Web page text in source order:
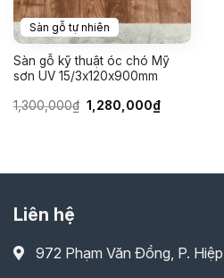
Sàn gỗ tự nhiên
Sàn gỗ kỹ thuật óc chó Mỹ
sơn UV 15/3x120x900mm
1,300,000₫ Giá
gốc
1,280,000₫Giá
hiện
Liên hệ
972 Phạm Văn Đồng, P.